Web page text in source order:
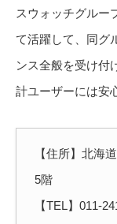
スウォッチグルー
て活躍して、同グ
ンス全般を受け付
計ユーザーには安
【住所】北海
5階
【TEL】011-